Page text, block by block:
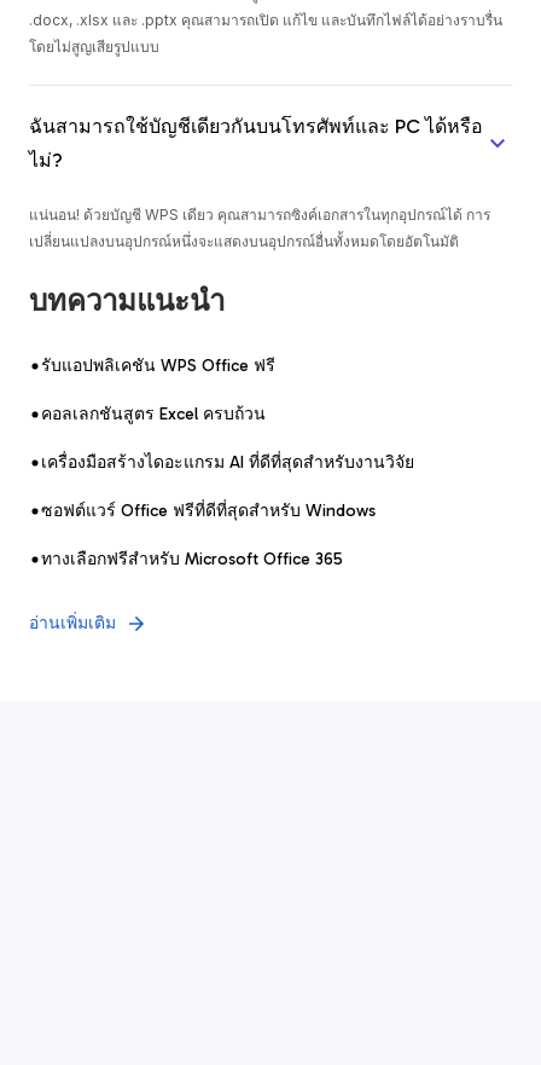
.docx, .xlsx และ .pptx คุณสามารถเปิด แก้ไข และบันทึกไฟล์ได้อย่างราบรื่น
โดยไม่สูญเสียรูปแบบ
ฉันสามารถใช้บัญชีเดียวกันบนโทรศัพท์และ PC ได้หรือ
ไม่?
แน่นอน! ด้วยบัญชี WPS เดียว คุณสามารถซิงค์เอกสารในทุกอุปกรณ์ได้ การ
เปลี่ยนแปลงบนอุปกรณ์หนึ่งจะแสดงบนอุปกรณ์อื่นทั้งหมดโดยอัตโนมัติ
บทความแนะนำ
รับแอปพลิเคชัน WPS Office ฟรี
คอลเลกชันสูตร Excel ครบถ้วน
เครื่องมือสร้างไดอะแกรม AI ที่ดีที่สุดสำหรับงานวิจัย
ซอฟต์แวร์ Office ฟรีที่ดีที่สุดสำหรับ Windows
ทางเลือกฟรีสำหรับ Microsoft Office 365
อ่านเพิ่มเติม